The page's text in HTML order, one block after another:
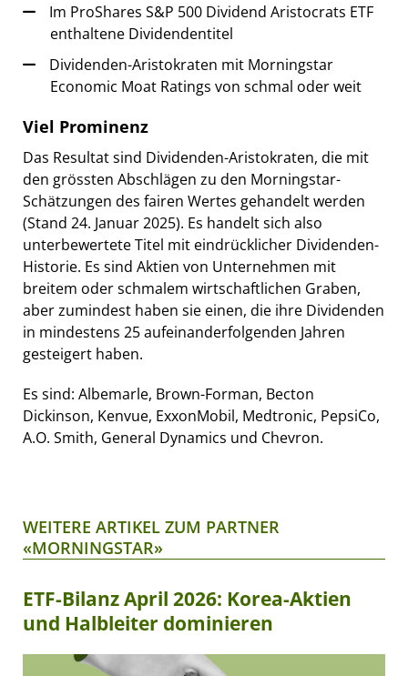
Im ProShares S&P 500 Dividend Aristocrats ETF
enthaltene Dividendentitel
Dividenden-Aristokraten mit Morningstar
Economic Moat Ratings von schmal oder weit
Viel Prominenz
Das Resultat sind Dividenden-Aristokraten, die mit
den grössten Abschlägen zu den Morningstar-
Schätzungen des fairen Wertes gehandelt werden
(Stand 24. Januar 2025). Es handelt sich also
unterbewertete Titel mit eindrücklicher Dividenden-
Historie. Es sind Aktien von Unternehmen mit
breitem oder schmalem wirtschaftlichen Graben,
aber zumindest haben sie einen, die ihre Dividenden
in mindestens 25 aufeinanderfolgenden Jahren
gesteigert haben.
Es sind: Albemarle, Brown-Forman, Becton
Dickinson, Kenvue, ExxonMobil, Medtronic, PepsiCo,
A.O. Smith, General Dynamics und Chevron.
WEITERE ARTIKEL ZUM PARTNER
«MORNINGSTAR»
ETF-Bilanz April 2026: Korea-Aktien
und Halbleiter dominieren